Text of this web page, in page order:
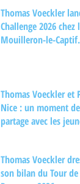
cyclisme
Thomas Voeckler
Challenge 2026 chez
Mouilleron-le-Captif.
Thomas Voeckler et
Nice : un moment de
partage avec les
Thomas Voeckler
son bilan du Tour de